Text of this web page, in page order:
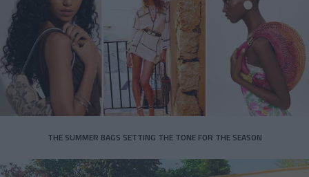
THE SUMMER BAGS SETTING THE TONE FOR THE SEASON